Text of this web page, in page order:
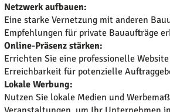
Netzwerk aufbauen:
Eine starke Vernetzung mit anderen
Empfehlungen für private Bauaufträge
Online-Präsenz stärken:
Errichten Sie eine professionelle
Erreichbarkeit für potenzielle
Lokale Werbung:
Nutzen Sie lokale Medien und